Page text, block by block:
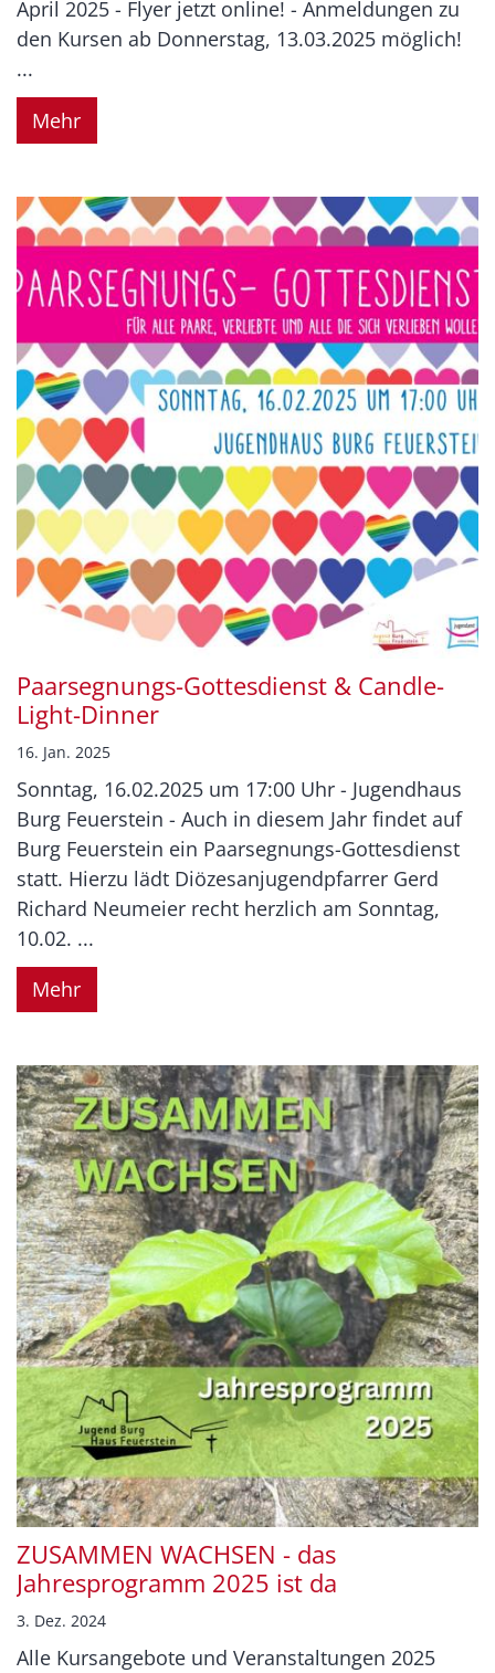
April 2025 - Flyer jetzt online! - Anmeldungen zu
den Kursen ab Donnerstag, 13.03.2025 möglich!
...
Mehr
Paarsegnungs-Gottesdienst & Candle-
Light-Dinner
16. Jan. 2025
Sonntag, 16.02.2025 um 17:00 Uhr - Jugendhaus
Burg Feuerstein - Auch in diesem Jahr findet auf
Burg Feuerstein ein Paarsegnungs-Gottesdienst
statt. Hierzu lädt Diözesanjugendpfarrer Gerd
Richard Neumeier recht herzlich am Sonntag,
10.02. ...
Mehr
ZUSAMMEN WACHSEN - das
Jahresprogramm 2025 ist da
3. Dez. 2024
Alle Kursangebote und Veranstaltungen 2025